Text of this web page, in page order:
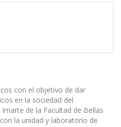
con el objetivo de dar
en la sociedad del
de la Facultad de Bellas
la unidad y laboratorio de